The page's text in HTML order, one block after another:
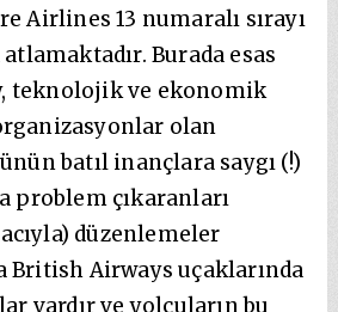
Airlines 13 numaralı sırayı
atlamaktadır. Burada esas
teknolojik ve ekonomik
olan
batıl inançlara saygı (!)
problem çıkaranları
düzenlemeler
British Airways uçaklarında
vardır ve yolcuların bu